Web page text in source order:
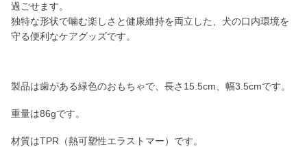
過ごせます。
独特な形状で噛む楽しさと健康維持を両立した、犬の口内環境を
守る便利なケアグッズです。
製品は歯がある緑色のおもちゃで、長さ15.5cm、幅3.5cmです。
重量は86gです。
材質はTPR（熱可塑性エラストマー）です。